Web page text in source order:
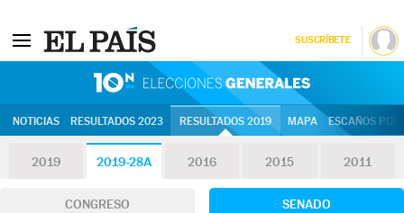
SUSCRÍBETE
NOTICIAS RESULTADOS 2023 RESULTADOS 2019 MAPA ESCAÑOS
2019 2019-28A 2016 2015 2011
CONGRESO SENADO